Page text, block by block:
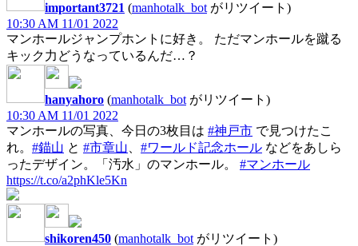
important3721 (manhotalk_bot がリツイート)
10:30 AM 11/01 2022
マンホールジャンプホントに好き。 ただマンホールを蹴る
キック力どうなっているんだ…？
hanyahoro (manhotalk_bot がリツイート)
10:30 AM 11/01 2022
マンホールの写真、今日の3枚目は #神戸市 で見つけたこ
れ。 #錨山 と #市章山 #ワールド記念ホール などをあしら
ったデザイン。「汚水」のマンホール。 #マンホール
https://t.co/a2phKle5Kn
shikoren450 (manhotalk_bot がリツイート)